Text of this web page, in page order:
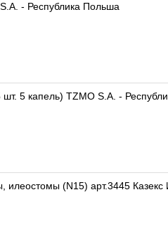
- Республика Польша
5 капель) TZMO S.A. -
(N15) арт.3445 Казекс